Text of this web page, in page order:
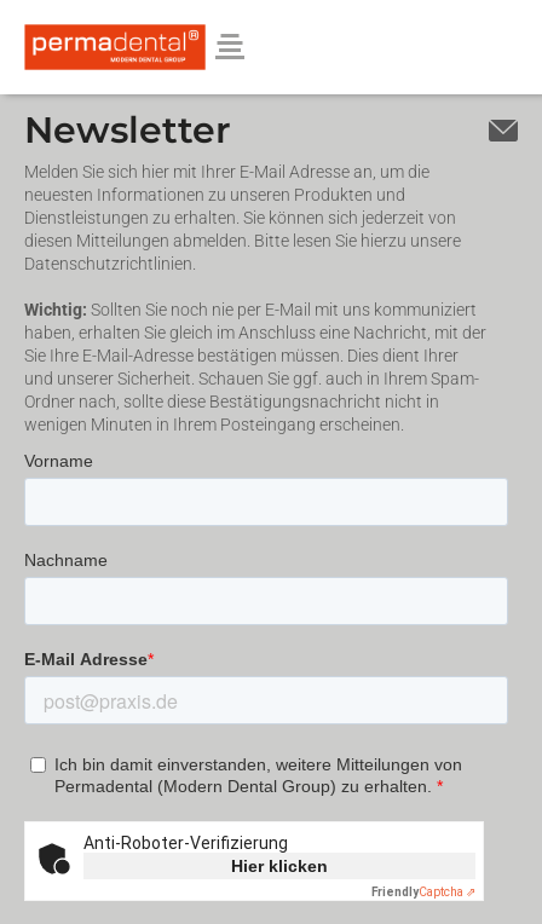
Newsletter
Melden Sie sich hier mit Ihrer E-Mail Adresse an, um die
neuesten Informationen zu unseren Produkten und
Dienstleistungen zu erhalten. Sie können sich jederzeit von
diesen Mitteilungen abmelden. Bitte lesen Sie hierzu unsere
Datenschutzrichtlinien.
Wichtig: Sollten Sie noch nie per E-Mail mit uns kommuniziert
haben, erhalten Sie gleich im Anschluss eine Nachricht, mit der
Sie Ihre E-Mail-Adresse bestätigen müssen. Dies dient Ihrer
und unserer Sicherheit. Schauen Sie ggf. auch in Ihrem Spam-
Ordner nach, sollte diese Bestätigungsnachricht nicht in
wenigen Minuten in Ihrem Posteingang erscheinen.